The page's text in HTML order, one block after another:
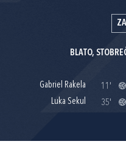
BLATO,
Gabriel Rakela
11'
Luka Sekul
35'